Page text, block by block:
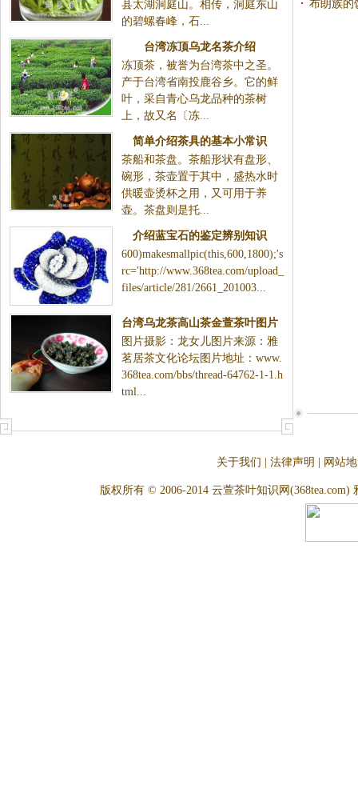
县太湖洞庭山。相传，洞庭东山
的碧螺春峰，石...
台湾冻顶乌龙名茶介绍
冻顶茶，被誉为台湾茶中之圣。
产于台湾省南投鹿谷乡。它的鲜
叶，采自青心乌龙品种的茶树
上，故又名〔冻...
简单介绍茶具的基本小常识
茶船和茶盘。茶船形状有盘形、
碗形，茶壶置于其中，盛热水时
供暖壶烫杯之用，又可用于养
壶。茶盘则是托...
介绍蓝宝石的鉴定辨别知识
600)makesmallpic(this,600,1800);'s
rc='http://www.368tea.com/upload_
files/article/281/2661_201003...
台湾乌龙茶高山茶金萱茶叶图片
图片摄影：龙女儿图片来源：雅
茗居茶文化论坛图片地址：www.
368tea.com/bbs/thread-64762-1-1.h
tml...
布朗族的
关于我们 法律声明 网站
版权所有 © 2006-2014 云萱茶叶知识网